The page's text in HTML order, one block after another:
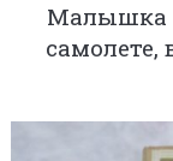
Малышка
самолете,